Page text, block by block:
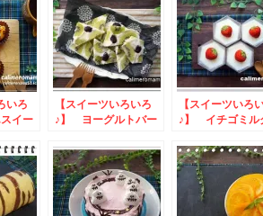
いろ
イー
【スイーツいろいろ
♪】 ヨーグルトバー
【スイーツいろ
♪】 イチゴミル